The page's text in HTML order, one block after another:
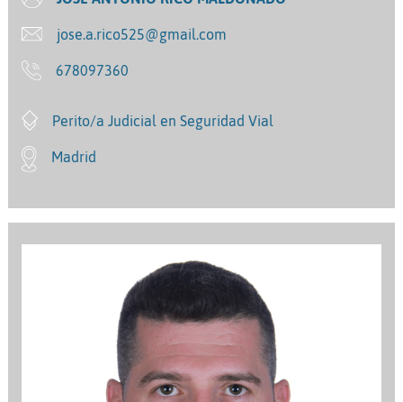
jose.a.rico525@gmail.com
678097360
Perito/a Judicial en Seguridad Vial
Madrid